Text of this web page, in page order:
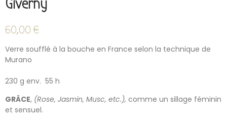
Giverny
60,00 €
Verre soufflé à la bouche en France selon la technique de
Murano
230 g env. 55 h
GRÂCE, (Rose, Jasmin, Musc, etc.), comme un sillage féminin
et sensuel.